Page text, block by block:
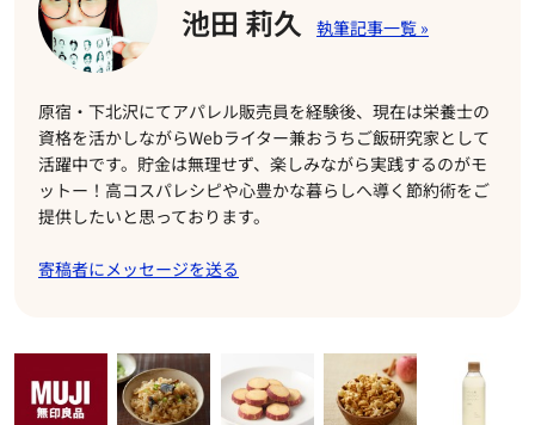
池田 莉久
原宿・下北沢にてアパレル販売員を経験後、現在は栄養士の
資格を活かしながらWebライター兼おうちご飯研究家として
活躍中です。貯金は無理せず、楽しみながら実践するのがモ
ットー！高コスパレシピや心豊かな暮らしへ導く節約術をご
提供したいと思っております。
寄稿者にメッセージを送る